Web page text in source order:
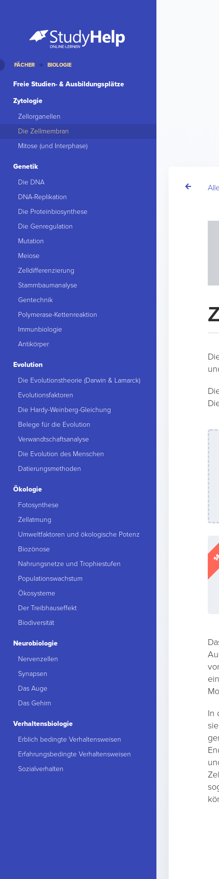
In
FÄCHER BIOLOGIE
Freie Studien- & Ausbildungsplätze
Zytologie
Zellorganellen
Die Zellmembran
Mitose (und Interphase)
Genetik
Die DNA
DNA-Replikation
Die Proteinbiosynthese
Die Genregulation
Mutation
Meiose
Zelldifferenzierung
Stammbaumanalyse
Gentechnik
Polymerase-Kettenreaktion
Immunbiologie
Antikörper
Evolution
Die Evolutionstheorie (Darwin & Lamarck)
Evolutionsfaktoren
Die Hardy-Weinberg-Gleichung
Belege für die Evolution
Verwandtschaftsanalyse
Die Evolution des Menschen
Datierungsmethoden
Ökologie
Fotosynthese
Zellatmung
Umweltfaktoren und ökologische Potenz
Biozönose
Nahrungsnetze und Trophiestufen
Populationswachstum
Ökosysteme
Der Treibhauseffekt
Biodiversität
Neurobiologie
Nervenzellen
Synapsen
Das Auge
Das Gehirn
Verhaltensbiologie
Erblich bedingte Verhaltensweisen
Erfahrungsbedingte Verhaltensweisen
Sozialverhalten